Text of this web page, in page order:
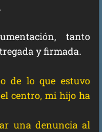
tanto
y firmada.
de lo que estuvo
centro, mi hijo ha
una denuncia al